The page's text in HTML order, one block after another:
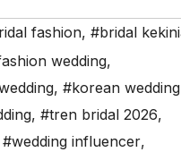
fashion, #bridal
wedding,
, #korean
, #tren bridal 2026,
#wedding influencer,